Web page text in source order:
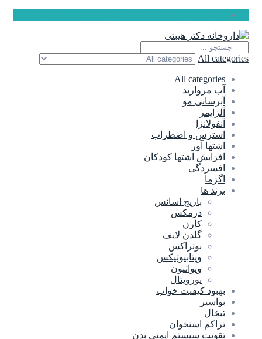
All categories
All categories
آب مروارید
آبرسانی مو
آلزایمر
آنفولانزا
استرس و اضطراب
اشتها آور
افزایش اشتها کودکان
افسردگی
اگزما
برند ها
باریج اسانس
درمکس
کارن
گلدن لایف
نوتراکس
ویتابیوتیکس
ویواتیون
یورویتال
بهبود کیفیت خواب
بواسیر
تبخال
تراکم استخوان
تقویت سیستم ایمنی بدن